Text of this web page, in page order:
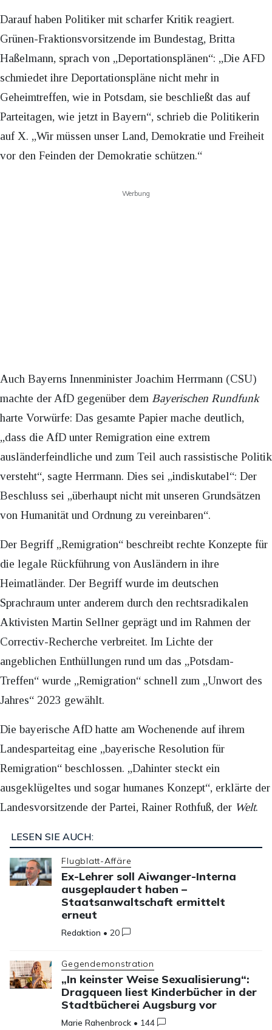
Darauf haben Politiker mit scharfer Kritik reagiert.
Grünen-Fraktionsvorsitzende im Bundestag, Britta
Haßelmann, sprach von „Deportationsplänen“: „Die AFD
schmiedet ihre Deportationspläne nicht mehr in
Geheimtreffen, wie in Potsdam, sie beschließt das auf
Parteitagen, wie jetzt in Bayern“, schrieb die Politikerin
auf X. „Wir müssen unser Land, Demokratie und Freiheit
vor den Feinden der Demokratie schützen.“
Werbung
Auch Bayerns Innenminister Joachim Herrmann (CSU)
machte der AfD gegenüber dem Bayerischen Rundfunk
harte Vorwürfe: Das gesamte Papier mache deutlich,
„dass die AfD unter Remigration eine extrem
ausländerfeindliche und zum Teil auch rassistische Politik
versteht“, sagte Herrmann. Dies sei „indiskutabel“: Der
Beschluss sei „überhaupt nicht mit unseren Grundsätzen
von Humanität und Ordnung zu vereinbaren“.
Der Begriff „Remigration“ beschreibt rechte Konzepte für
die legale Rückführung von Ausländern in ihre
Heimatländer. Der Begriff wurde im deutschen
Sprachraum unter anderem durch den rechtsradikalen
Aktivisten Martin Sellner geprägt und im Rahmen der
Correctiv-Recherche verbreitet. Im Lichte der
angeblichen Enthüllungen rund um das „Potsdam-
Treffen“ wurde „Remigration“ schnell zum „Unwort des
Jahres“ 2023 gewählt.
Die bayerische AfD hatte am Wochenende auf ihrem
Landesparteitag eine „bayerische Resolution für
Remigration“ beschlossen. „Dahinter steckt ein
ausgeklügeltes und sogar humanes Konzept“, erklärte der
Landesvorsitzende der Partei, Rainer Rothfuß, der Welt.
LESEN SIE AUCH:
Flugblatt-Affäre
Ex-Lehrer soll Aiwanger-Interna
ausgeplaudert haben –
Staatsanwaltschaft ermittelt
erneut
Redaktion •20
Gegendemonstration
„In keinster Weise Sexualisierung“:
Dragqueen liest Kinderbücher in der
Stadtbücherei Augsburg vor
Marie Rahenbrock • 144